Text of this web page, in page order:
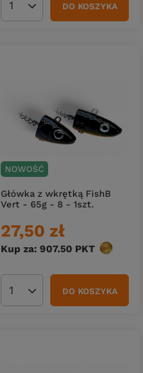
Ilość produktówDO KOSZYKA
NOWOŚĆ
Główka z wkrętką FishB
Vert - 65g - 8 - 1szt.
27,50 zł
Kup za: 907.50 PKT punktów
Ilość produktówDO KOSZYKA